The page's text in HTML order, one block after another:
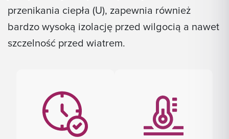
przenikania ciepła (U), zapewnia również
bardzo wysoką izolację przed wilgocią a nawet
szczelność przed wiatrem.